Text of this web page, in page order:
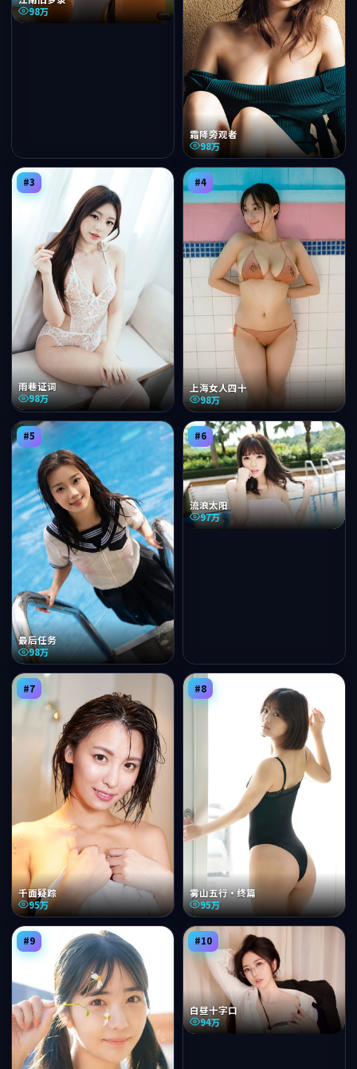
98万
霜降旁观者
98万
#3
雨巷证词
98万
#4
上海女人四十
98万
#5
最后任务
98万
#6
流浪太阳
97万
#7
千面疑踪
95万
#8
雾山五行·终篇
95万
#9 #10
白昼十字口
94万